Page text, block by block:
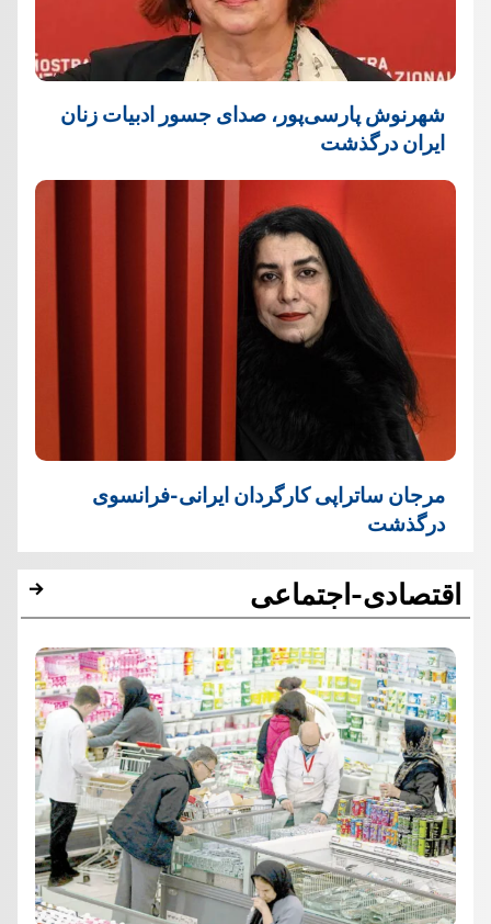
شهرنوش پارسی‌پور، صدای جسور ادبیات زنان
ایران درگذشت
مرجان ساتراپی کارگردان ایرانی-فرانسوی
درگذشت
اقتصادی-اجتماعی